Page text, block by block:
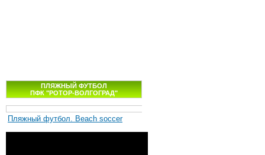
ПЛЯЖНЫЙ ФУТБОЛ
ПФК "РОТОР-ВОЛГОГРАД"
Пляжный футбол. Beach soccer